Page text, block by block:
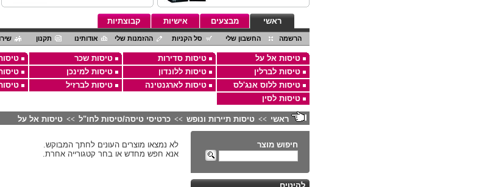
ראשי מבצעים אישיות קבוצתיות
הרשמה החשבון שלי סל הקניות ההזמנות שלי אודותינו תקנון
טיסות אל על טיסות סדירות טיסות שכר
טיסות לברלין
טיסות ללונדון טיסות למינכן
טיסות ללוס אנג'לס
טיסות לארגנטינה טיסות לברזיל
טיסות לסין
ראשי >> טיסות תיירות ונופש >> כרטיסי טיסה/טיסות לחו"ל >> טיסות אל על
חיפוש מוצר
לא נמצאו מוצרים העונים לחתך המבוקש.
אנא חפש מחדש או בחר קטגורייה אחרת.